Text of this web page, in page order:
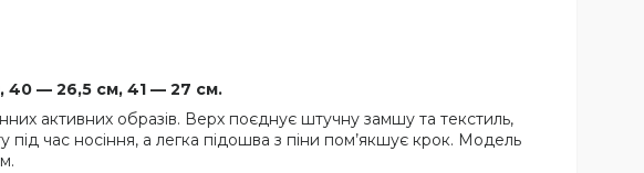
40 — 26,5 см, 41 — 27 см.
активних образів. Верх поєднує штучну замшу та текстиль,
час носіння, а легка підошва з піни пом’якшує крок. Модель